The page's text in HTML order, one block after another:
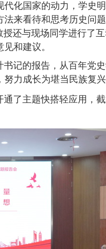
化国家的动力，学史
来看待和思考历史问
还与现场同学进行了
和建议。
记的报告， 从百年党
力成长为堪当民族复兴
了主题快搭轻应用，